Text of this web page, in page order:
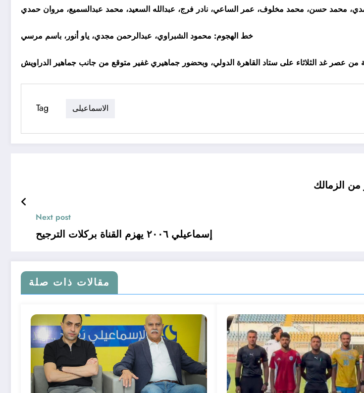
خط الهجوم: محمود الشبراوي، عبدالرحمن مجدي، ياو أنور، باسم مرسي
Tag الاسماعيلى
Next post
إسماعيلي ٢٠٠٦ يهزم القناة بركلات الترجيح
مقالات ذات صلة